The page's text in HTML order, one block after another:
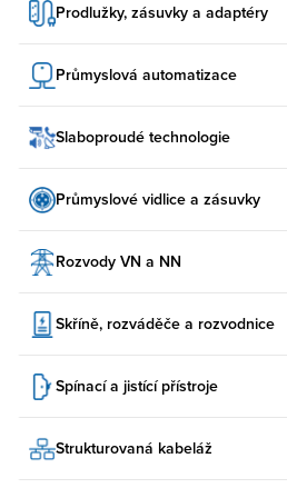
Prodlužky, zásuvky a adaptéry
Průmyslová automatizace
Slaboproudé technologie
Průmyslové vidlice a zásuvky
Rozvody VN a NN
Skříně, rozváděče a rozvodnice
Spínací a jistící přístroje
Strukturovaná kabeláž